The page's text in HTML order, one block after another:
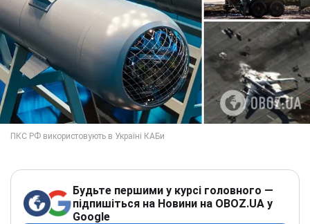
Будьте першими у курсі головного —
підпишіться на Новини на OBOZ.UA у
Google